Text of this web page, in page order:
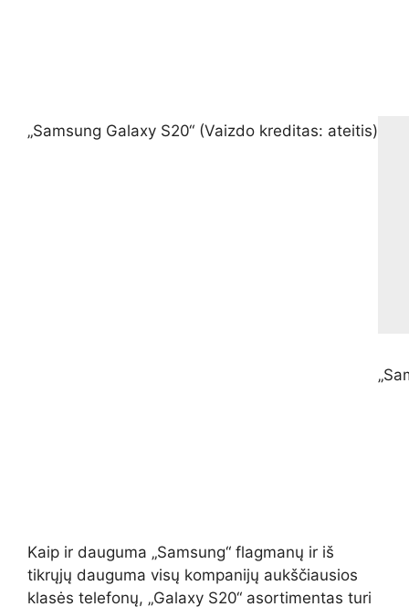
„Samsung Galaxy S20“ (Vaizdo kreditas: ateitis)
Kaip ir dauguma „Samsung“ flagmanų ir iš
tikrųjų dauguma visų kompanijų aukščiausios
klasės telefonų, „Galaxy S20“ asortimentas turi